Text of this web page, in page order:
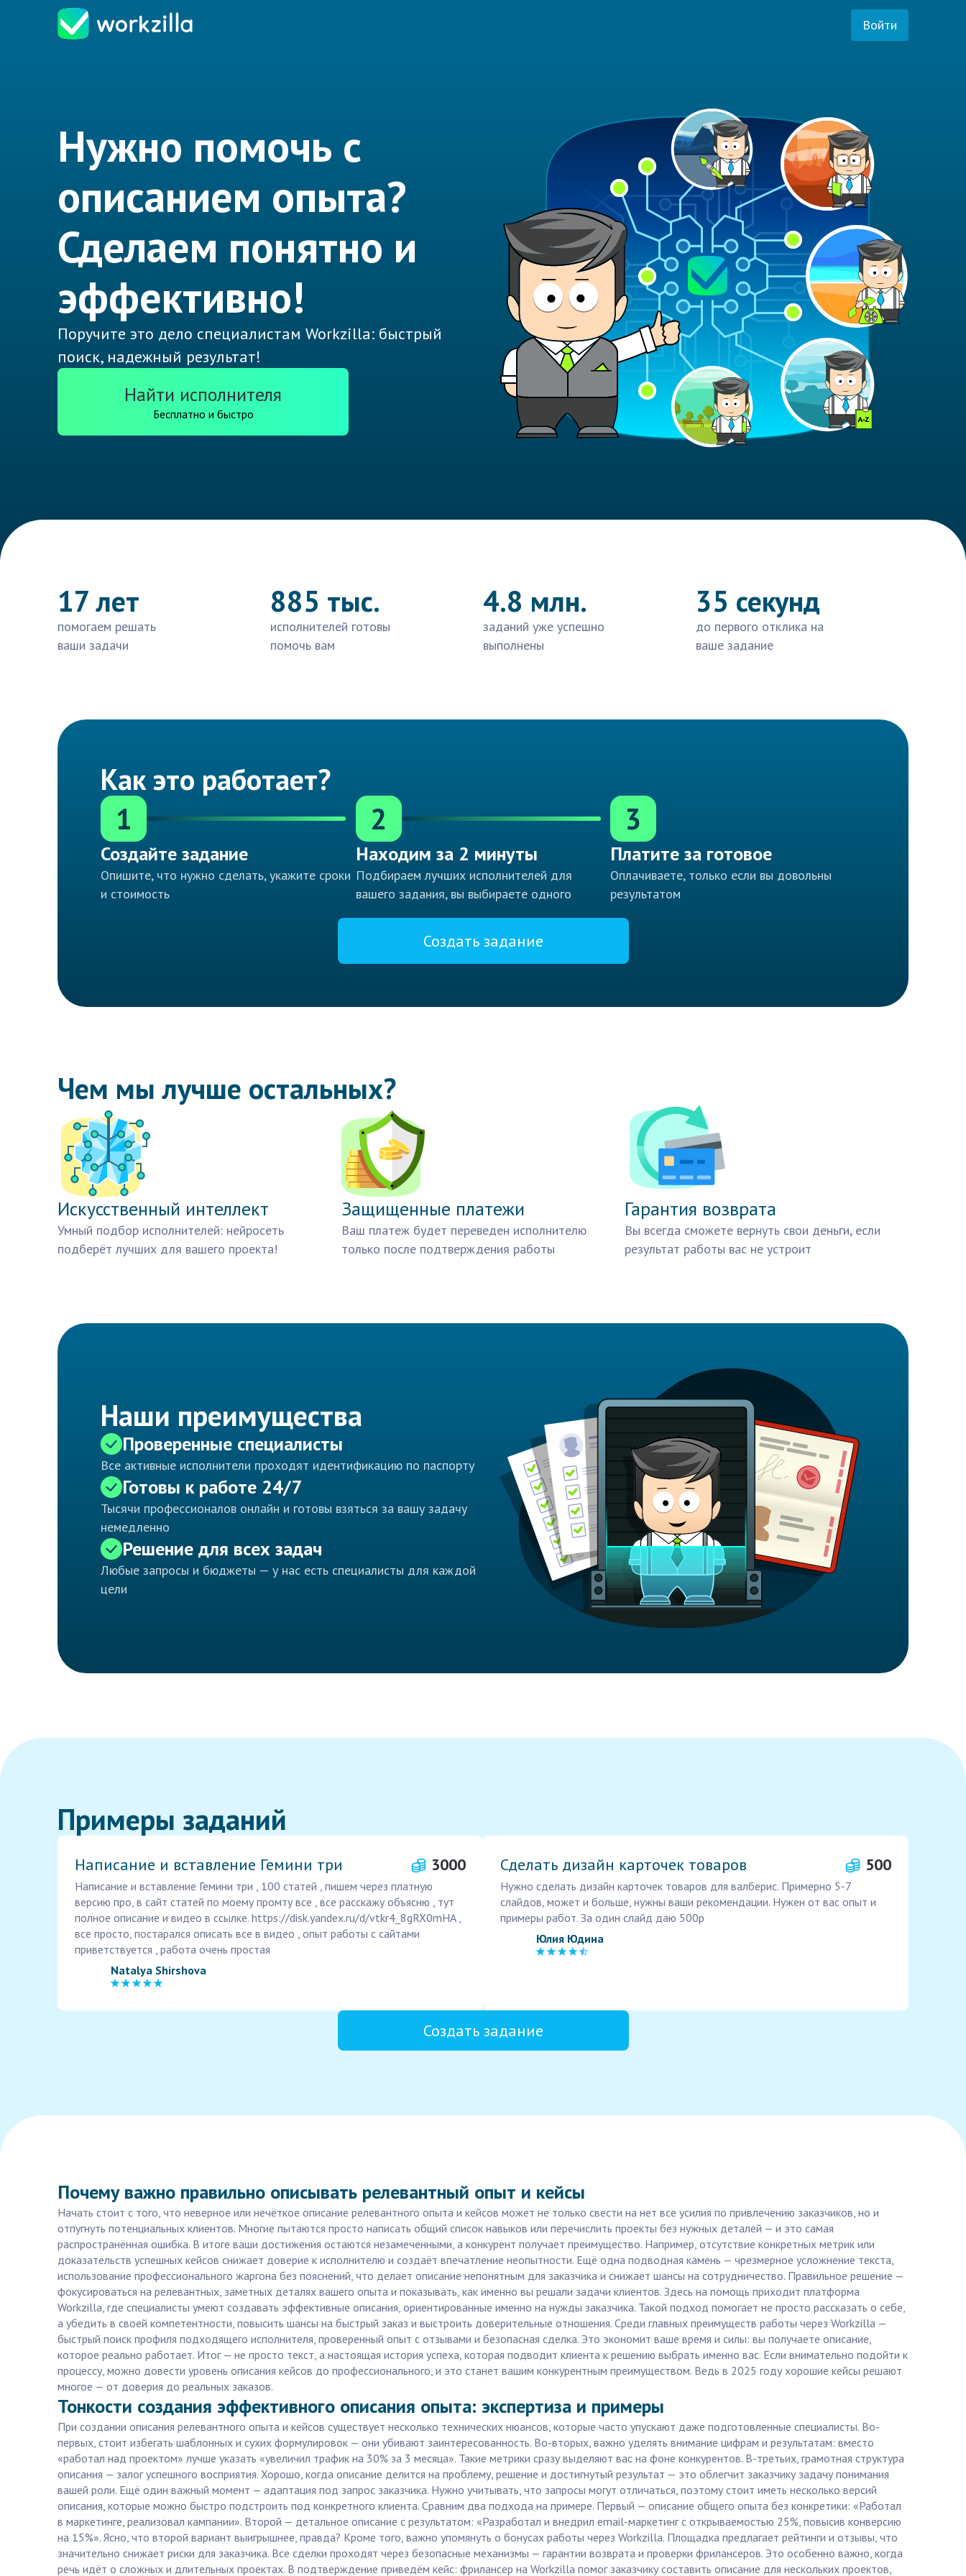
Войти
Нужно помочь с
описанием опыта?
Сделаем понятно и
эффективно!
Поручите это дело специалистам Workzilla: быстрый
поиск, надежный результат!
Найти исполнителя
Бесплатно и быстро
17 лет
помогаем решать
ваши задачи
885 тыс.
исполнителей готовы
помочь вам
4.8 млн.
заданий уже успешно
выполнены
35 секунд
до первого отклика на
ваше задание
Как это работает?
1
Создайте задание
Опишите, что нужно сделать, укажите сроки
и стоимость
2
Находим за 2 минуты
Подбираем лучших исполнителей для
вашего задания, вы выбираете одного
3
Платите за готовое
Оплачиваете, только если вы довольны
результатом
Создать задание
Чем мы лучше остальных?
Искусственный интеллект
Умный подбор исполнителей: нейросеть
подберёт лучших для вашего проекта!
Защищенные платежи
Ваш платеж будет переведен исполнителю
только после подтверждения работы
Гарантия возврата
Вы всегда сможете вернуть свои деньги, если
результат работы вас не устроит
Наши преимущества
Проверенные специалисты
Все активные исполнители проходят идентификацию по паспорту
Готовы к работе 24/7
Тысячи профессионалов онлайн и готовы взяться за вашу задачу
немедленно
Решение для всех задач
Любые запросы и бюджеты — у нас есть специалисты для каждой
цели
Примеры заданий
Написание и вставление Гемини три 3000
Написание и вставление Гемини три , 100 статей , пишем через платную
версию про, в сайт статей по моему промту все , все расскажу объясню , тут
полное описание и видео в ссылке. https://disk.yandex.ru/d/vtkr4_8gRX0mHA ,
все просто, постарался описать все в видео , опыт работы с сайтами
приветствуется , работа очень простая
Natalya Shirshova
Сделать дизайн карточек товаров 500
Нужно сделать дизайн карточек товаров для валберис. Примерно 5-7
слайдов, может и больше, нужны ваши рекомендации. Нужен от вас опыт и
примеры работ. За один слайд даю 500р
Юлия Юдина
Создать задание
Почему важно правильно описывать релевантный опыт и кейсы
Начать стоит с того, что неверное или нечёткое описание релевантного опыта и кейсов может не только свести на нет все усилия по привлечению заказчиков, но и
отпугнуть потенциальных клиентов. Многие пытаются просто написать общий список навыков или перечислить проекты без нужных деталей — и это самая
распространённая ошибка. В итоге ваши достижения остаются незамеченными, а конкурент получает преимущество. Например, отсутствие конкретных метрик или
доказательств успешных кейсов снижает доверие к исполнителю и создаёт впечатление неопытности. Ещё одна подводная камень — чрезмерное усложнение текста,
использование профессионального жаргона без пояснений, что делает описание непонятным для заказчика и снижает шансы на сотрудничество. Правильное решение —
фокусироваться на релевантных, заметных деталях вашего опыта и показывать, как именно вы решали задачи клиентов. Здесь на помощь приходит платформа
Workzilla, где специалисты умеют создавать эффективные описания, ориентированные именно на нужды заказчика. Такой подход помогает не просто рассказать о себе,
а убедить в своей компетентности, повысить шансы на быстрый заказ и выстроить доверительные отношения. Среди главных преимуществ работы через Workzilla —
быстрый поиск профиля подходящего исполнителя, проверенный опыт с отзывами и безопасная сделка. Это экономит ваше время и силы: вы получаете описание,
которое реально работает. Итог — не просто текст, а настоящая история успеха, которая подводит клиента к решению выбрать именно вас. Если внимательно подойти к
процессу, можно довести уровень описания кейсов до профессионального, и это станет вашим конкурентным преимуществом. Ведь в 2025 году хорошие кейсы решают
многое — от доверия до реальных заказов.
Тонкости создания эффективного описания опыта: экспертиза и примеры
При создании описания релевантного опыта и кейсов существует несколько технических нюансов, которые часто упускают даже подготовленные специалисты. Во-
первых, стоит избегать шаблонных и сухих формулировок — они убивают заинтересованность. Во-вторых, важно уделять внимание цифрам и результатам: вместо
«работал над проектом» лучше указать «увеличил трафик на 30% за 3 месяца». Такие метрики сразу выделяют вас на фоне конкурентов. В-третьих, грамотная структура
описания — залог успешного восприятия. Хорошо, когда описание делится на проблему, решение и достигнутый результат — это облегчит заказчику задачу понимания
вашей роли. Ещё один важный момент — адаптация под запрос заказчика. Нужно учитывать, что запросы могут отличаться, поэтому стоит иметь несколько версий
описания, которые можно быстро подстроить под конкретного клиента. Сравним два подхода на примере. Первый — описание общего опыта без конкретики: «Работал
в маркетинге, реализовал кампании». Второй — детальное описание с результатом: «Разработал и внедрил email-маркетинг с открываемостью 25%, повысив конверсию
на 15%». Ясно, что второй вариант выигрышнее, правда? Кроме того, важно упомянуть о бонусах работы через Workzilla. Площадка предлагает рейтинги и отзывы, что
значительно снижает риски для заказчика. Все сделки проходят через безопасные механизмы — гарантии возврата и проверки фрилансеров. Это особенно важно, когда
речь идёт о сложных и длительных проектах. В подтверждение приведём кейс: фрилансер на Workzilla помог заказчику составить описание для нескольких проектов,